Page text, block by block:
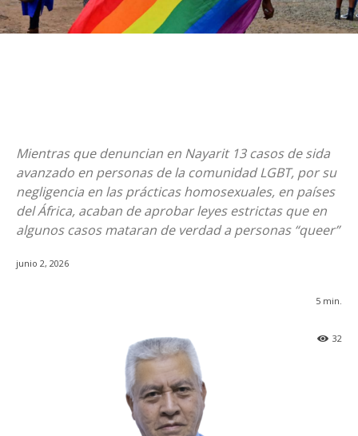
Mientras que denuncian en Nayarit 13 casos de sida
avanzado en personas de la comunidad LGBT, por su
negligencia en las prácticas homosexuales, en países
del África, acaban de aprobar leyes estrictas que en
algunos casos mataran de verdad a personas “queer”
junio 2, 2026
5 min.
32